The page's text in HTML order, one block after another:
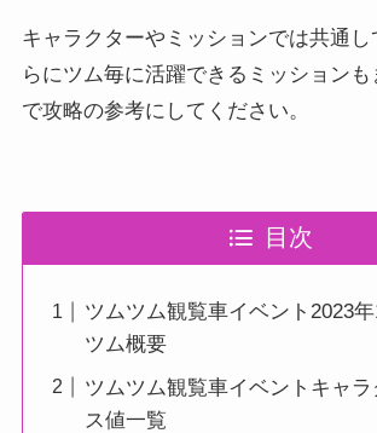
キャラクターやミッションでは共通し
らにツム毎に活躍できるミッション
で攻略の参考にしてください。
目次
ツムツム観覧車イベント2023
ツム概要
ツムツム観覧車イベントキャ
ス値一覧